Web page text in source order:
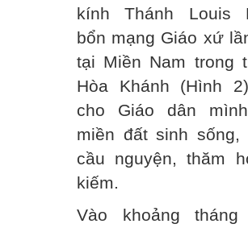
kính Thánh Louis
bổn mạng Giáo xứ
tại Miền Nam trong
Hòa Khánh (Hình
cho Giáo dân
miền đất sinh sống,
cầu nguyện, thăm
kiếm.
Vào khoảng